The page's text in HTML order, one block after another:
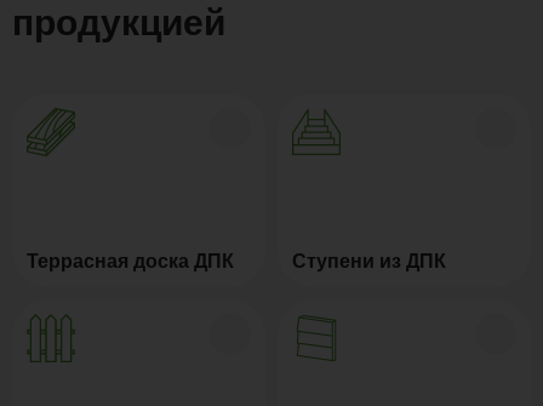
продукцией
Террасная доска ДПК Ступени из ДПК